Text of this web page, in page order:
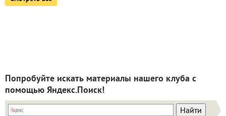
Попробуйте искать материалы нашего клуба с
помощью Яндекс.Поиск!